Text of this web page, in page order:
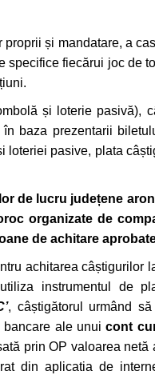
și mandatare, a
fiecărui joc de
și loterie pasivă),
baza prezentarii
pasive, plata
de lucru județene
organizate de
de achitare
achitarea câștigurilor
instrumentul de
, câștigătorul urmând
bancare ale unuicont
prin OP valoarea
din aplicatia de